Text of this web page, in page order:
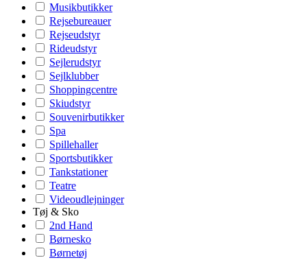
Musikbutikker
Rejsebureauer
Rejseudstyr
Rideudstyr
Sejlerudstyr
Sejlklubber
Shoppingcentre
Skiudstyr
Souvenirbutikker
Spa
Spillehaller
Sportsbutikker
Tankstationer
Teatre
Videoudlejninger
Tøj & Sko
2nd Hand
Børnesko
Børnetøj